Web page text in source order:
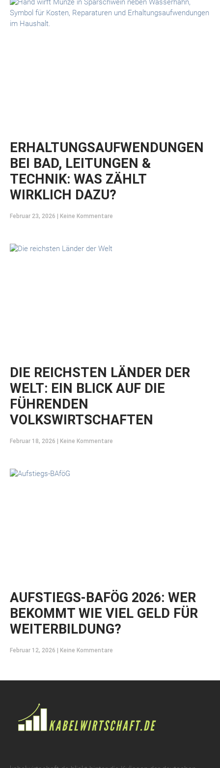
ERHALTUNGSAUFWENDUNGEN
BEI BAD, LEITUNGEN &
TECHNIK: WAS ZÄHLT
WIRKLICH DAZU?
Februar 23, 2026 Keine Kommentare
DIE REICHSTEN LÄNDER DER
WELT: EIN BLICK AUF DIE
FÜHRENDEN
VOLKSWIRTSCHAFTEN
Februar 18, 2026 Keine Kommentare
AUFSTIEGS-BAFÖG 2026: WER
BEKOMMT WIE VIEL GELD FÜR
WEITERBILDUNG?
Februar 12, 2026 Keine Kommentare